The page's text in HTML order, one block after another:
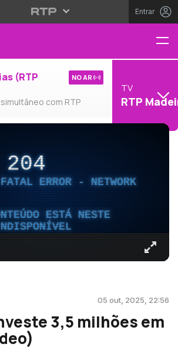
Entrar
(RTP
com RTP
NO AR
TV
RTP
204
ERROR - NETWORK
ESTÁ NESTE
05 out, 2025, 22:56
3,5 milhões em